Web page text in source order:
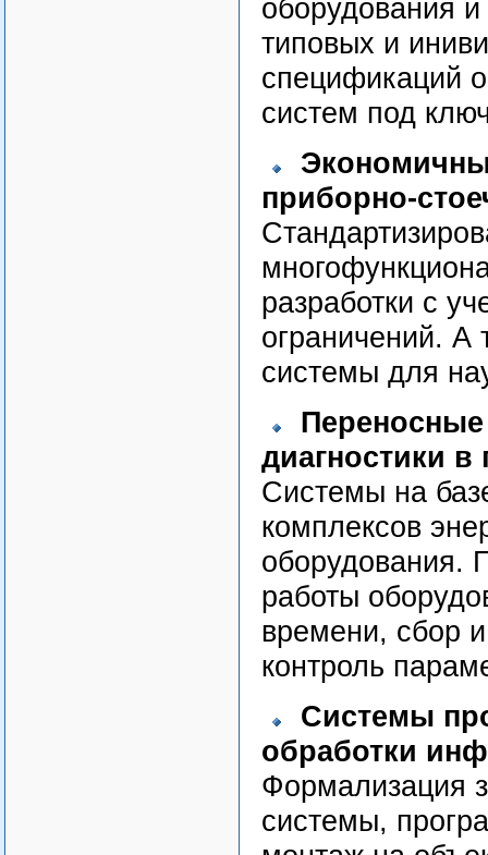
оборудования
типовых и
спецификаций
систем под
приборно-
разработки с
ограничений. А
системы для
диагностики
Системы на
комплексов
оборудования.
работы
времени, сбор
контроль
Системы
обработки
Формализация
системы,